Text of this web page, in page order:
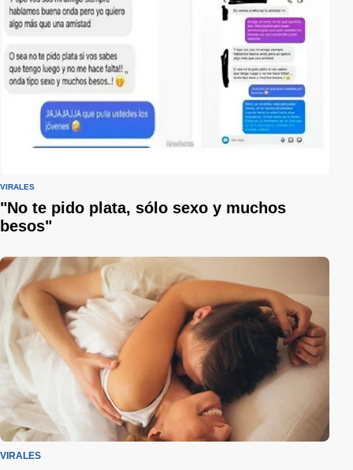
VIRALES
"No te pido plata, sólo sexo y muchos
besos"
VIRALES